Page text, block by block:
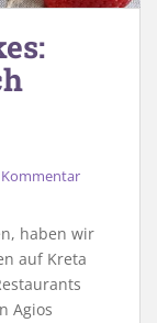
haben wir
auf Kreta
Agios